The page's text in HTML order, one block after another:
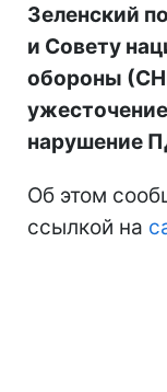
Зеленский
и Совету
обороны
нарушение
Об этом
ссылкой на